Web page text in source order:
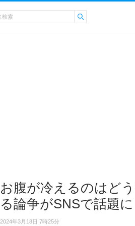
お腹が冷えるのはど
る論争がSNSで話題に
2024年3月18日 7時25分